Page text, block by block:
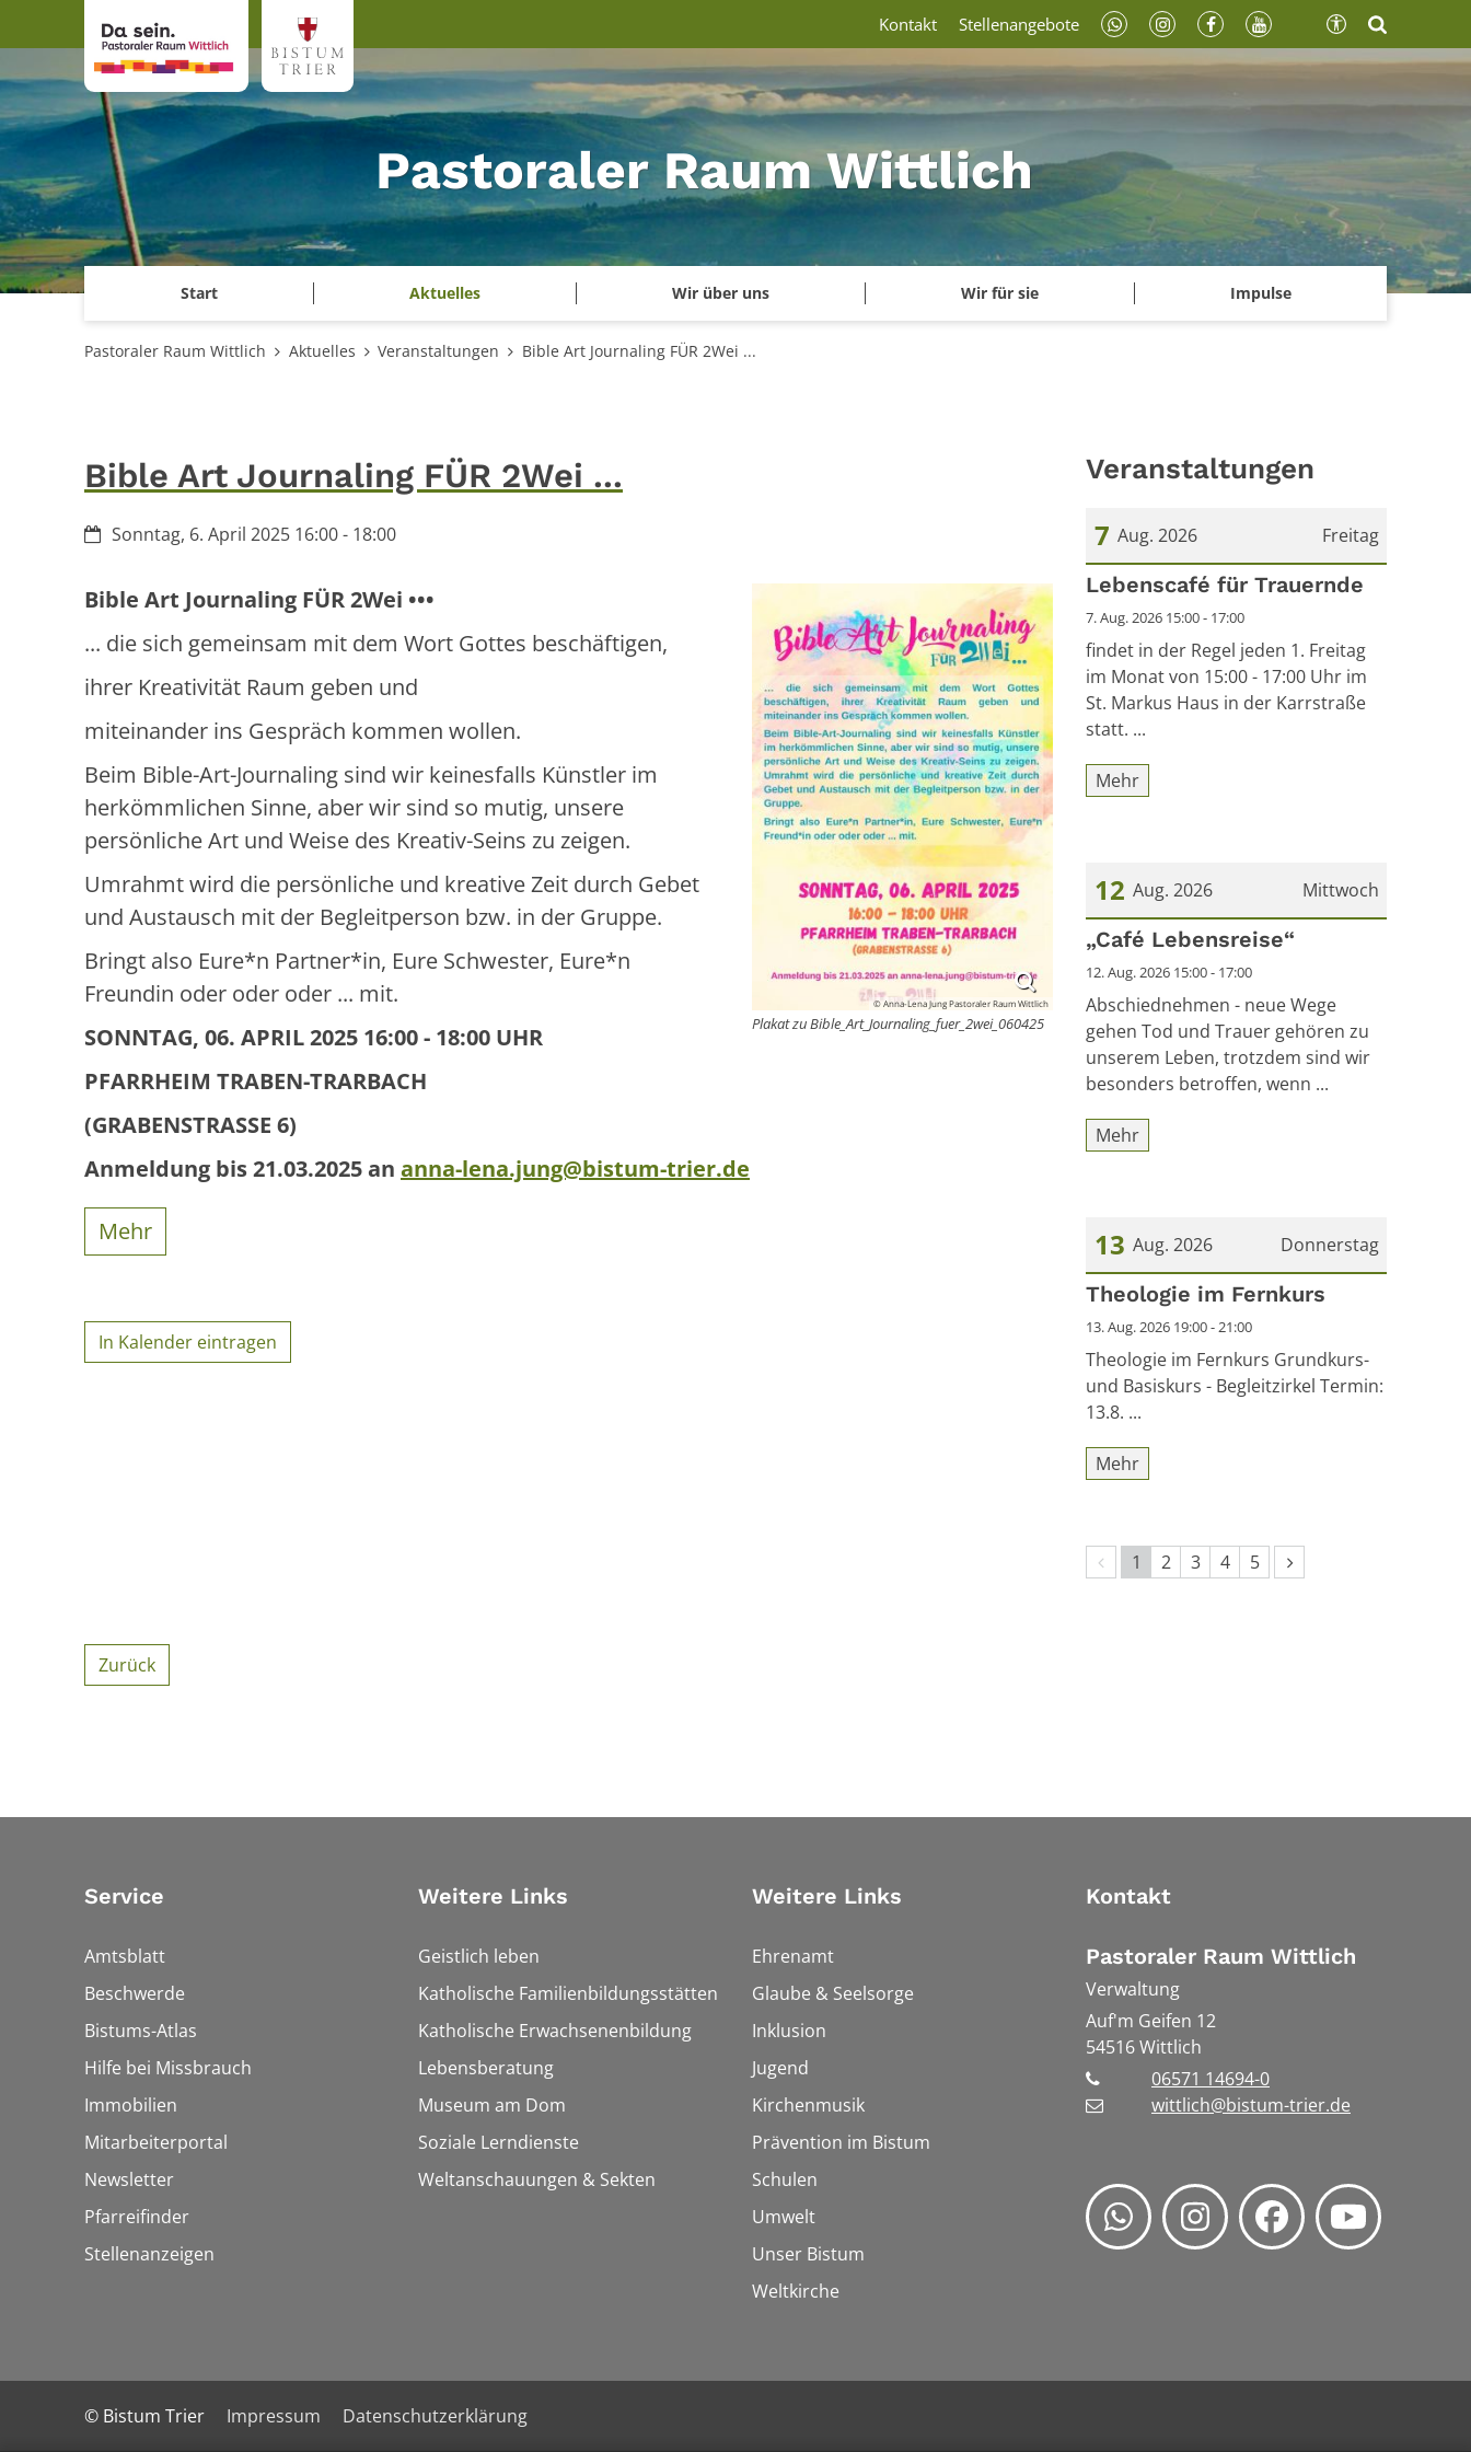
Pastoraler Raum Wittlich
Start Aktuelles Wir über uns Wir für sie Impulse
Kontakt Stellenangebote
Pastoraler Raum Wittlich Aktuelles Veranstaltungen Bible Art Journaling FÜR 2Wei ...
Bible Art Journaling FÜR 2Wei ...
Datum:Sonntag, 6. April 2025 16:00 - 18:00
© Anna-Lena Jung Pastoraler Raum Wittlich
Plakat zu Bible_Art_Journaling_fuer_2wei_060425
Bible Art Journaling FÜR 2Wei •••
... die sich gemeinsam mit dem Wort Gottes beschäftigen,
ihrer Kreativität Raum geben und
miteinander ins Gespräch kommen wollen.
Beim Bible-Art-Journaling sind wir keinesfalls Künstler im
herkömmlichen Sinne, aber wir sind so mutig, unsere
persönliche Art und Weise des Kreativ-Seins zu zeigen.
Umrahmt wird die persönliche und kreative Zeit durch Gebet
und Austausch mit der Begleitperson bzw. in der Gruppe.
Bringt also Eure*n Partner*in, Eure Schwester, Eure*n
Freundin oder oder oder ... mit.
SONNTAG, 06. APRIL 2025 16:00 - 18:00 UHR
PFARRHEIM TRABEN-TRARBACH
(GRABENSTRASSE 6)
Anmeldung bis 21.03.2025 an anna-lena.jung@bistum-trier.de
Mehr
In Kalender eintragen
Veranstaltungen
Freitag
7 Aug. 2026
Datum: 7. August 2026
Lebenscafé für Trauernde
7. Aug. 2026 15:00 - 17:00
findet in der Regel jeden 1. Freitag
im Monat von 15:00 - 17:00 Uhr im
St. Markus Haus in der Karrstraße
statt. ...
Mehr
Mittwoch
12 Aug. 2026
Datum: 12. August 2026
„Café Lebensreise“
12. Aug. 2026 15:00 - 17:00
Abschiednehmen - neue Wege
gehen Tod und Trauer gehören zu
unserem Leben, trotzdem sind wir
besonders betroffen, wenn ...
Mehr
Donnerstag
13 Aug. 2026
Datum: 13. August 2026
Theologie im Fernkurs
13. Aug. 2026 19:00 - 21:00
Theologie im Fernkurs Grundkurs-
und Basiskurs - Begleitzirkel Termin:
13.8. ...
Mehr
Vorherige Seite
1 2 3 4 5 Nächste Seite
Zurück
Service
Amtsblatt
Beschwerde
Bistums-Atlas
Hilfe bei Missbrauch
Immobilien
Mitarbeiterportal
Newsletter
Pfarreifinder
Stellenanzeigen
Weitere Links
Geistlich leben
Katholische Familienbildungsstätten
Katholische Erwachsenenbildung
Lebensberatung
Museum am Dom
Soziale Lerndienste
Weltanschauungen & Sekten
Weitere Links
Ehrenamt
Glaube & Seelsorge
Inklusion
Jugend
Kirchenmusik
Prävention im Bistum
Schulen
Umwelt
Unser Bistum
Weltkirche
Kontakt
Pastoraler Raum Wittlich
Verwaltung
Auf'm Geifen 12
54516Wittlich
06571 14694-0
wittlich@bistum-trier.de
© Bistum Trier Impressum Datenschutzerklärung